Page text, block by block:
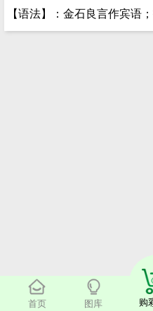
首页 图库 购
【语法】：金石良言作宾语